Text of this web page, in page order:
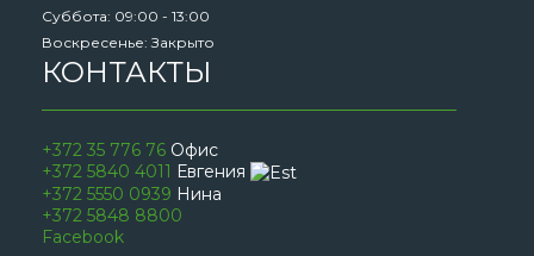
Суббота: 09:00 - 13:00
Воскресенье: Закрыто
КОНТАКТЫ
+372 35 776 76 Офис
+372 5840 4011 Евгения
+372 5550 0939 Нина
+372 5848 8800
Facebook